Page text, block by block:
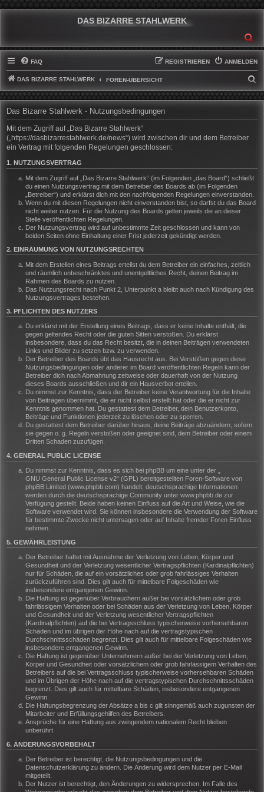
DAS BIZARRE STAHLWERK
FAQ ANMELDEN
REGISTRIEREN
DAS BIZARRE STAHLWERK FOREN-ÜBERSICHT
U
H
Das Bizarre Stahlwerk - Nutzungsbedingungen
Mit dem Zugriff auf „Das Bizarre Stahlwerk“
(„https://dasbizarrestahlwerk.de/news“) wird zwischen dir und dem Betreiber
ein Vertrag mit folgenden Regelungen geschlossen:
1. NUTZUNGSVERTRAG
Mit dem Zugriff auf „Das Bizarre Stahlwerk“ (im Folgenden „das Board“) schließt
du einen Nutzungsvertrag mit dem Betreiber des Boards ab (im Folgenden
„Betreiber“) und erklärst dich mit den nachfolgenden Regelungen einverstanden.
Wenn du mit diesen Regelungen nicht einverstanden bist, so darfst du das Board
nicht weiter nutzen. Für die Nutzung des Boards gelten jeweils die an dieser
Stelle veröffentlichten Regelungen.
Der Nutzungsvertrag wird auf unbestimmte Zeit geschlossen und kann von
beiden Seiten ohne Einhaltung einer Frist jederzeit gekündigt werden.
2. EINRÄUMUNG VON NUTZUNGSRECHTEN
Mit dem Erstellen eines Beitrags erteilst du dem Betreiber ein einfaches, zeitlich
und räumlich unbeschränktes und unentgeltliches Recht, deinen Beitrag im
Rahmen des Boards zu nutzen.
Das Nutzungsrecht nach Punkt 2, Unterpunkt a bleibt auch nach Kündigung des
Nutzungsvertrages bestehen.
3. PFLICHTEN DES NUTZERS
Du erklärst mit der Erstellung eines Beitrags, dass er keine Inhalte enthält, die
gegen geltendes Recht oder die guten Sitten verstoßen. Du erklärst
insbesondere, dass du das Recht besitzt, die in deinen Beiträgen verwendeten
Links und Bilder zu setzen bzw. zu verwenden.
Der Betreiber des Boards übt das Hausrecht aus. Bei Verstößen gegen diese
Nutzungsbedingungen oder anderer im Board veröffentlichten Regeln kann der
Betreiber dich nach Abmahnung zeitweise oder dauerhaft von der Nutzung
dieses Boards ausschließen und dir ein Hausverbot erteilen.
Du nimmst zur Kenntnis, dass der Betreiber keine Verantwortung für die Inhalte
von Beiträgen übernimmt, die er nicht selbst erstellt hat oder die er nicht zur
Kenntnis genommen hat. Du gestattest dem Betreiber, dein Benutzerkonto,
Beiträge und Funktionen jederzeit zu löschen oder zu sperren.
Du gestattest dem Betreiber darüber hinaus, deine Beiträge abzuändern, sofern
sie gegen o. g. Regeln verstoßen oder geeignet sind, dem Betreiber oder einem
Dritten Schaden zuzufügen.
4. GENERAL PUBLIC LICENSE
Du nimmst zur Kenntnis, dass es sich bei phpBB um eine unter der „
GNU General Public License v2“ (GPL) bereitgestellten Foren-Software von
phpBB Limited (www.phpbb.com) handelt; deutschsprachige Informationen
werden durch die deutschsprachige Community unter www.phpbb.de zur
Verfügung gestellt. Beide haben keinen Einfluss auf die Art und Weise, wie die
Software verwendet wird. Sie können insbesondere die Verwendung der Software
für bestimmte Zwecke nicht untersagen oder auf Inhalte fremder Foren Einfluss
nehmen.
5. GEWÄHRLEISTUNG
Der Betreiber haftet mit Ausnahme der Verletzung von Leben, Körper und
Gesundheit und der Verletzung wesentlicher Vertragspflichten (Kardinalpflichten)
nur für Schäden, die auf ein vorsätzliches oder grob fahrlässiges Verhalten
zurückzuführen sind. Dies gilt auch für mittelbare Folgeschäden wie
insbesondere entgangenen Gewinn.
Die Haftung ist gegenüber Verbrauchern außer bei vorsätzlichem oder grob
fahrlässigem Verhalten oder bei Schäden aus der Verletzung von Leben, Körper
und Gesundheit und der Verletzung wesentlicher Vertragspflichten
(Kardinalpflichten) auf die bei Vertragsschluss typischerweise vorhersehbaren
Schäden und im übrigen der Höhe nach auf die vertragstypischen
Durchschnittsschäden begrenzt. Dies gilt auch für mittelbare Folgeschäden wie
insbesondere entgangenen Gewinn.
Die Haftung ist gegenüber Unternehmern außer bei der Verletzung von Leben,
Körper und Gesundheit oder vorsätzlichem oder grob fahrlässigem Verhalten des
Betreibers auf die bei Vertragsschluss typischerweise vorhersehbaren Schäden
und im Übrigen der Höhe nach auf die vertragstypischen Durchschnittsschäden
begrenzt. Dies gilt auch für mittelbare Schäden, insbesondere entgangenen
Gewinn.
Die Haftungsbegrenzung der Absätze a bis c gilt sinngemäß auch zugunsten der
Mitarbeiter und Erfüllungsgehilfen des Betreibers.
Ansprüche für eine Haftung aus zwingendem nationalem Recht bleiben
unberührt.
6. ÄNDERUNGSVORBEHALT
Der Betreiber ist berechtigt, die Nutzungsbedingungen und die
Datenschutzerklärung zu ändern. Die Änderung wird dem Nutzer per E-Mail
mitgeteilt.
Der Nutzer ist berechtigt, den Änderungen zu widersprechen. Im Falle des